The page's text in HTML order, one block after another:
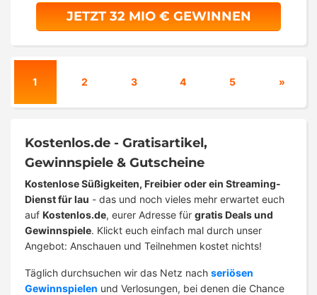
JETZT 32 MIO € GEWINNEN
1 2 3 4 5 »
Kostenlos.de - Gratisartikel,
Gewinnspiele & Gutscheine
Kostenlose Süßigkeiten, Freibier oder ein Streaming-
Dienst für lau - das und noch vieles mehr erwartet euch
auf Kostenlos.de, eurer Adresse für gratis Deals und
Gewinnspiele. Klickt euch einfach mal durch unser
Angebot: Anschauen und Teilnehmen kostet nichts!
Täglich durchsuchen wir das Netz nach seriösen
Gewinnspielen und Verlosungen, bei denen die Chance